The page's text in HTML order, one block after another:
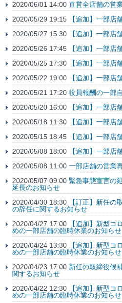
2020/06/01 14:00 直営全店舗の営
2020/05/29 19:15
【追加】一部店
2020/05/27 15:30
【追加】一部店
2020/05/26 17:45
【追加】一部店
2020/05/25 17:30
【追加】一部店
2020/05/22 19:00
【追加】一部店
2020/05/21 17:20 役員報酬の一部
2020/05/20 16:00
【追加】一部店
2020/05/18 11:30
【追加】一部店
2020/05/15 18:45
【追加】一部店
2020/05/08 18:00
【追加】一部店
2020/05/08 11:00 一部店舗の営業
2020/05/07 09:00 緊急事態宣言の
延長のお知らせ
2020/04/30 18:30
【訂正】新任の
の辞任に関するお知らせ
2020/04/27 17:00
【追加】新型コ
めの一部店舗の臨時休業のお知らせ
2020/04/24 13:30
【追加】新型コ
めの一部店舗の臨時休業のお知らせ
2020/04/23 17:00 新任の取締役候
関するお知らせ
2020/04/22 12:30
【追加】新型コ
めの一部店舗の臨時休業のお知らせ